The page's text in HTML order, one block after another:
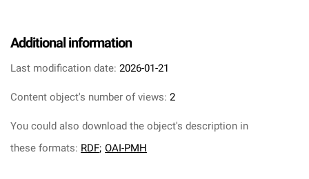
Additional information
Last modification date: 2026-01-21
Content object's number of views: 2
You could also download the object's description in
these formats: RDF; OAI-PMH